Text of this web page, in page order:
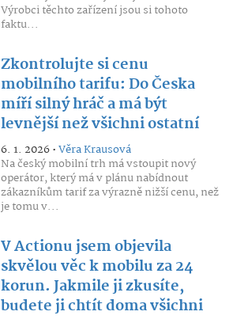
Výrobci těchto zařízení jsou si tohoto
faktu...
Zkontrolujte si cenu
mobilního tarifu: Do Česka
míří silný hráč a má být
levnější než všichni ostatní
6. 1. 2026 •Věra Krausová
Na český mobilní trh má vstoupit nový
operátor, který má v plánu nabídnout
zákazníkům tarif za výrazně nižší cenu, než
je tomu v...
V Actionu jsem objevila
skvělou věc k mobilu za 24
korun. Jakmile ji zkusíte,
budete ji chtít doma všichni